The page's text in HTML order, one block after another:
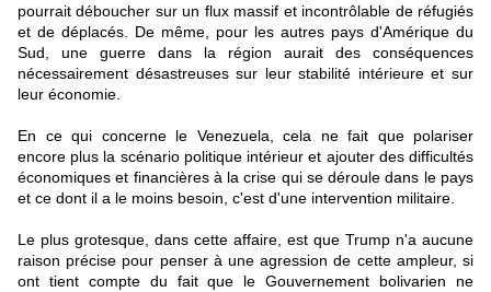
pourrait déboucher sur un flux massif et incontrôlable de réfugiés
et de déplacés. De même, pour les autres pays d'Amérique du
Sud, une guerre dans la région aurait des conséquences
nécessairement désastreuses sur leur stabilité intérieure et sur
leur économie.
En ce qui concerne le Venezuela, cela ne fait que polariser
encore plus la scénario politique intérieur et ajouter des difficultés
économiques et financières à la crise qui se déroule dans le pays
et ce dont il a le moins besoin, c'est d'une intervention militaire.
Le plus grotesque, dans cette affaire, est que Trump n'a aucune
raison précise pour penser à une agression de cette ampleur, si
ont tient compte du fait que le Gouvernement bolivarien ne